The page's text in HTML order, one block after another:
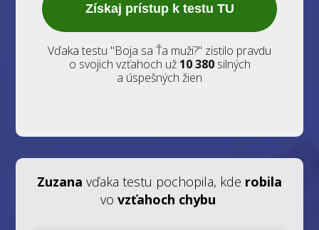
Získaj prístup k testu TU
Vďaka testu "Boja sa Ťa muži?" zistilo pravdu
o svojich vzťahoch už 10 380 silných
a úspešných žien
Zuzana vďaka testu pochopila, kde robila
vo vzťahoch chybu